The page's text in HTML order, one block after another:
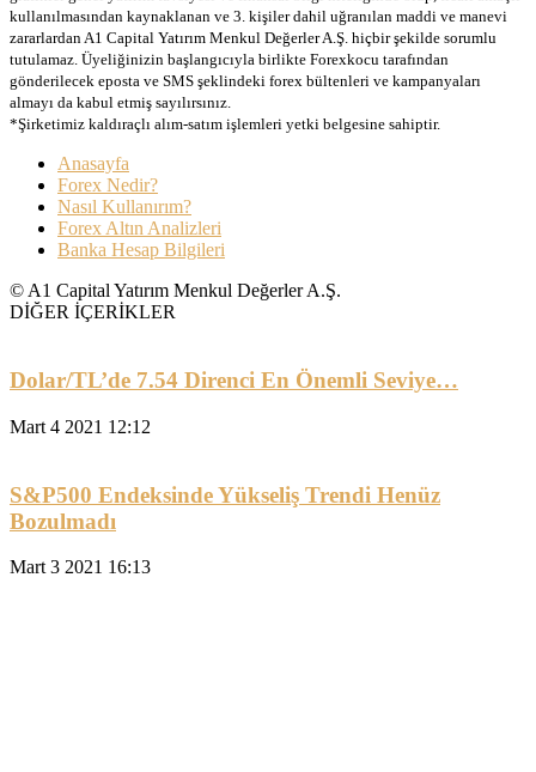
kullanılmasından kaynaklanan ve 3. kişiler dahil uğranılan maddi ve manevi
zararlardan A1 Capital Yatırım Menkul Değerler A.Ş. hiçbir şekilde sorumlu
tutulamaz. Üyeliğinizin başlangıcıyla birlikte Forexkocu tarafından
gönderilecek eposta ve SMS şeklindeki forex bültenleri ve kampanyaları
almayı da kabul etmiş sayılırsınız.
*Şirketimiz kaldıraçlı alım-satım işlemleri yetki belgesine sahiptir.
Anasayfa
Forex Nedir?
Nasıl Kullanırım?
Forex Altın Analizleri
Banka Hesap Bilgileri
© A1 Capital Yatırım Menkul Değerler A.Ş.
DİĞER İÇERİKLER
Dolar/TL’de 7.54 Direnci En Önemli Seviye…
Mart 4 2021 12:12
S&P500 Endeksinde Yükseliş Trendi Henüz
Bozulmadı
Mart 3 2021 16:13